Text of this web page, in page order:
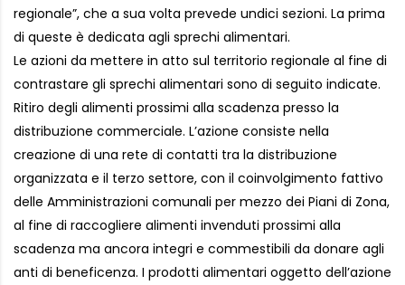
regionale”, che a sua volta prevede undici sezioni. La prima
di queste è dedicata agli sprechi alimentari.
Le azioni da mettere in atto sul territorio regionale al fine di
contrastare gli sprechi alimentari sono di seguito indicate.
Ritiro degli alimenti prossimi alla scadenza presso la
distribuzione commerciale. L’azione consiste nella
creazione di una rete di contatti tra la distribuzione
organizzata e il terzo settore, con il coinvolgimento fattivo
delle Amministrazioni comunali per mezzo dei Piani di Zona,
al fine di raccogliere alimenti invenduti prossimi alla
scadenza ma ancora integri e commestibili da donare agli
anti di beneficenza. I prodotti alimentari oggetto dell’azione